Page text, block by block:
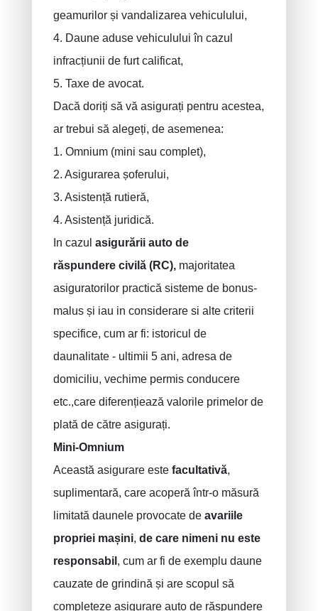
geamurilor și vandalizarea vehiculului,
4. Daune aduse vehiculului în cazul
infracțiunii de furt calificat,
5. Taxe de avocat.
Dacă doriți să vă asigurați pentru acestea,
ar trebui să alegeți, de asemenea:
1. Omnium (mini sau complet),
2. Asigurarea șoferului,
3. Asistență rutieră,
4. Asistență juridică.
In cazul asigurării auto de
răspundere civilă (RC), majoritatea
asiguratorilor practică sisteme de bonus-
malus și iau in considerare si alte criterii
specifice, cum ar fi: istoricul de
daunalitate - ultimii 5 ani, adresa de
domiciliu, vechime permis conducere
etc.,care diferențiează valorile primelor de
plată de către asigurați.
Mini-Omnium
Această asigurare este facultativă,
suplimentară, care acoperă într-o măsură
limitată daunele provocate de avariile
propriei mașini, de care nimeni nu este
responsabil , cum ar fi de exemplu daune
cauzate de grindină și are scopul să
completeze asigurare auto de răspundere
Asigurare incendiu
Asigurări auto
Sanatate - Asigurari de Viata
Economi pentru copii
Asigurari Deces
Asigurare funerară
Răspundere civilă / exploatare
Asigurari acident de munca
PLCI pentru independenti
EIP pentru companii
Plan INAMI pentru medici
PRUSZYNSKA-SIENKO Iwona Barbara
ERROELEN Frederic
VAN BOUWEL Cornelia